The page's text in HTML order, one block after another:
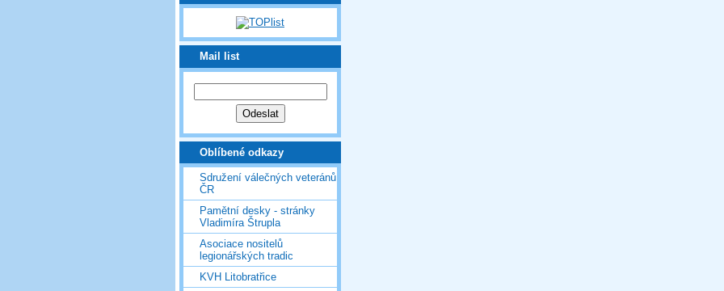
Mail list
Oblíbené odkazy
Sdružení válečných veteránů
ČR
Pamětní desky - stránky
Vladimíra Štrupla
Asociace nositelů
legionářských tradic
KVH Litobratřice